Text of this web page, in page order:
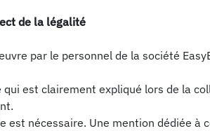
de la légalité
par le personnel de la société
est clairement expliqué lors de la
nécessaire. Une mention dédiée à